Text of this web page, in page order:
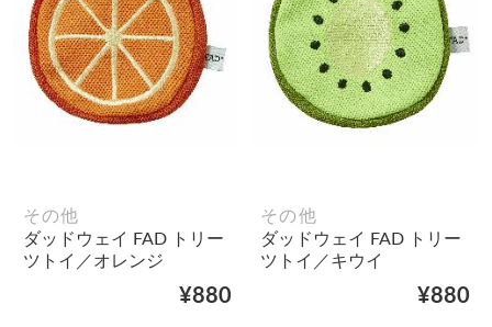
その他
ダッドウェイ FAD トリー
ツトイ／オレンジ
¥880
その他
ダッドウェイ FAD トリー
ツトイ／キウイ
¥880